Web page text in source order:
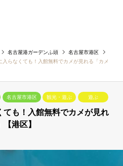
名古屋港ガーデンふ頭
名古屋市港区
入らなくても！入館無料でカメが見れる「カメ
名古屋市港区 観光・遊ぶ 遊ぶ
も！入館無料でカメが見れ
港区】